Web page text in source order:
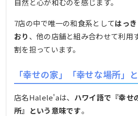
自然と心が和むのを感じます。
7店の中で唯一の和食系としてはっ
おり 、他の店舗と組み合わせて利用
割を担っています。
「幸せの家」「幸せな場所」
店名Halele'aは、 ハワイ語で『幸せ
所』という意味です。